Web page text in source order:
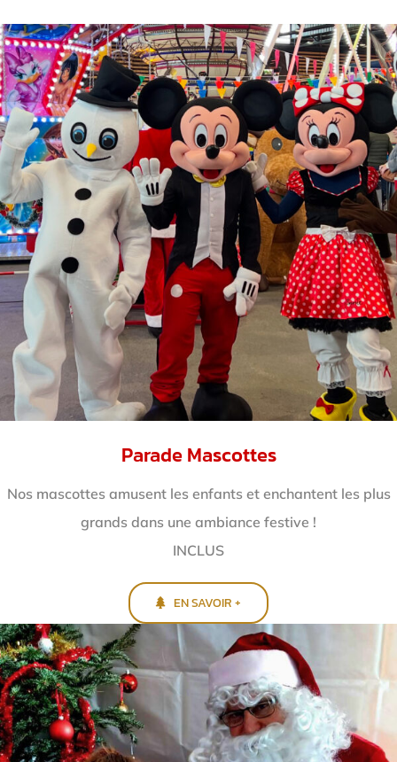
Parade Mascottes
Nos mascottes amusent les enfants et enchantent les plus
grands dans une ambiance festive !
INCLUS
EN SAVOIR +